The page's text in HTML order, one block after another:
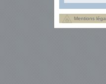
Mentions